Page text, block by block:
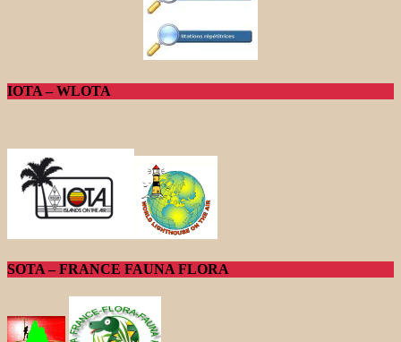
IOTA – WLOTA
SOTA – FRANCE FAUNA FLORA